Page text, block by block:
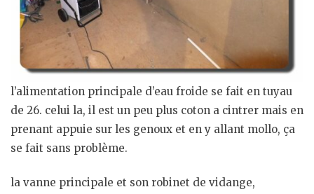
l’alimentation principale d’eau froide se fait en tuyau
de 26. celui la, il est un peu plus coton a cintrer mais en
prenant appuie sur les genoux et en y allant mollo, ça
se fait sans problème.
la vanne principale et son robinet de vidange,